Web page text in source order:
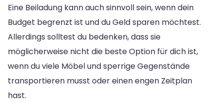
Eine Beiladung kann auch sinnvoll sein, wenn dein
Budget begrenzt ist und du Geld sparen möchtest.
Allerdings solltest du bedenken, dass sie
möglicherweise nicht die beste Option für dich ist,
wenn du viele Möbel und sperrige Gegenstände
transportieren musst oder einen engen Zeitplan
hast.